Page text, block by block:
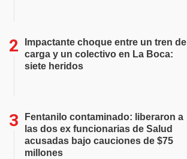
Impactante choque entre un tren de
carga y un colectivo en La Boca:
siete heridos
Fentanilo contaminado: liberaron a
las dos ex funcionarias de Salud
acusadas bajo cauciones de $75
millones